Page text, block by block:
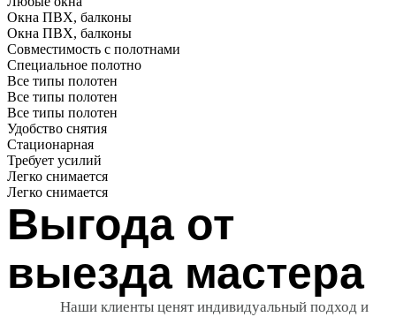
Окна ПВХ, балконы
Окна ПВХ, балконы
Совместимость с полотнами
Специальное полотно
Все типы полотен
Все типы полотен
Все типы полотен
Удобство снятия
Стационарная
Требует усилий
Легко снимается
Легко снимается
Выгода от
выезда мастера
Наши клиенты ценят индивидуальный подход и